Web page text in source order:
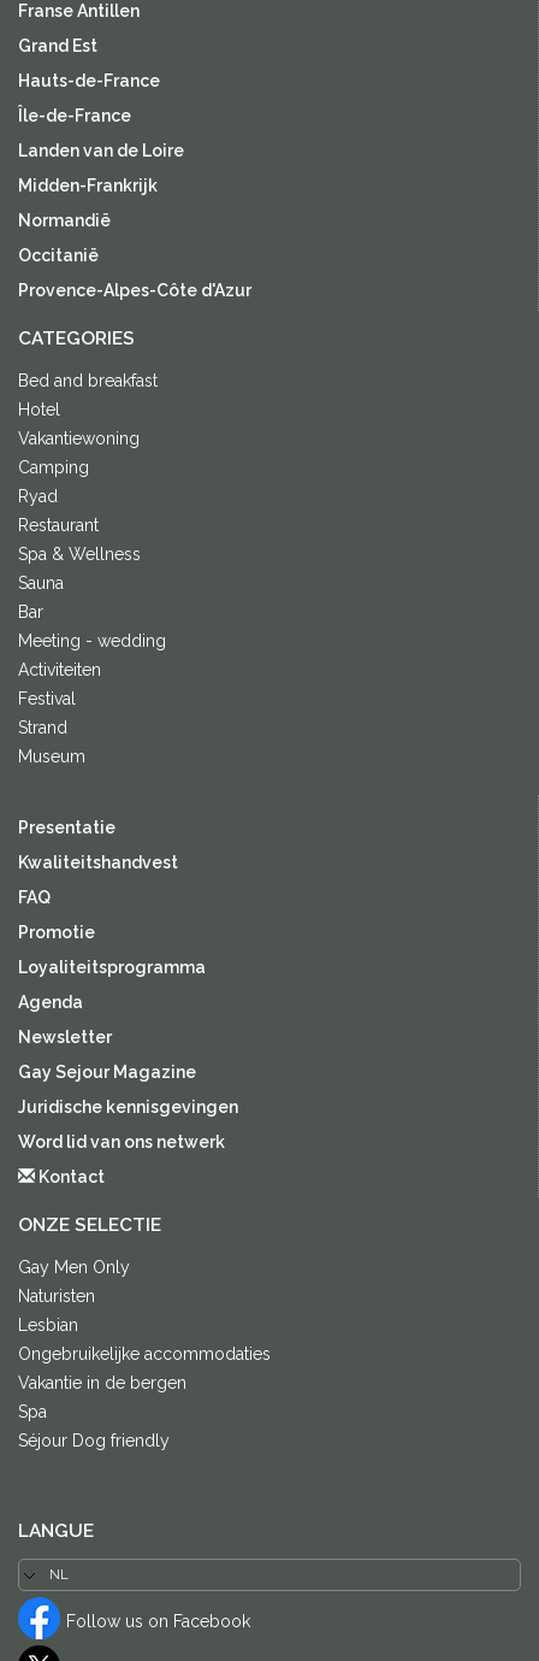
Franse Antillen
Grand Est
Hauts-de-France
Île-de-France
Landen van de Loire
Midden-Frankrijk
Normandië
Occitanië
Provence-Alpes-Côte d'Azur
CATEGORIES
Bed and breakfast
Hotel
Vakantiewoning
Camping
Ryad
Restaurant
Spa & Wellness
Sauna
Bar
Meeting - wedding
Activiteiten
Festival
Strand
Museum
Presentatie
Kwaliteitshandvest
FAQ
Promotie
Loyaliteitsprogramma
Agenda
Newsletter
Gay Sejour Magazine
Juridische kennisgevingen
Word lid van ons netwerk
Kontact
ONZE SELECTIE
Gay Men Only
Naturisten
Lesbian
Ongebruikelijke accommodaties
Vakantie in de bergen
Spa
Séjour Dog friendly
LANGUE
Follow us on Facebook